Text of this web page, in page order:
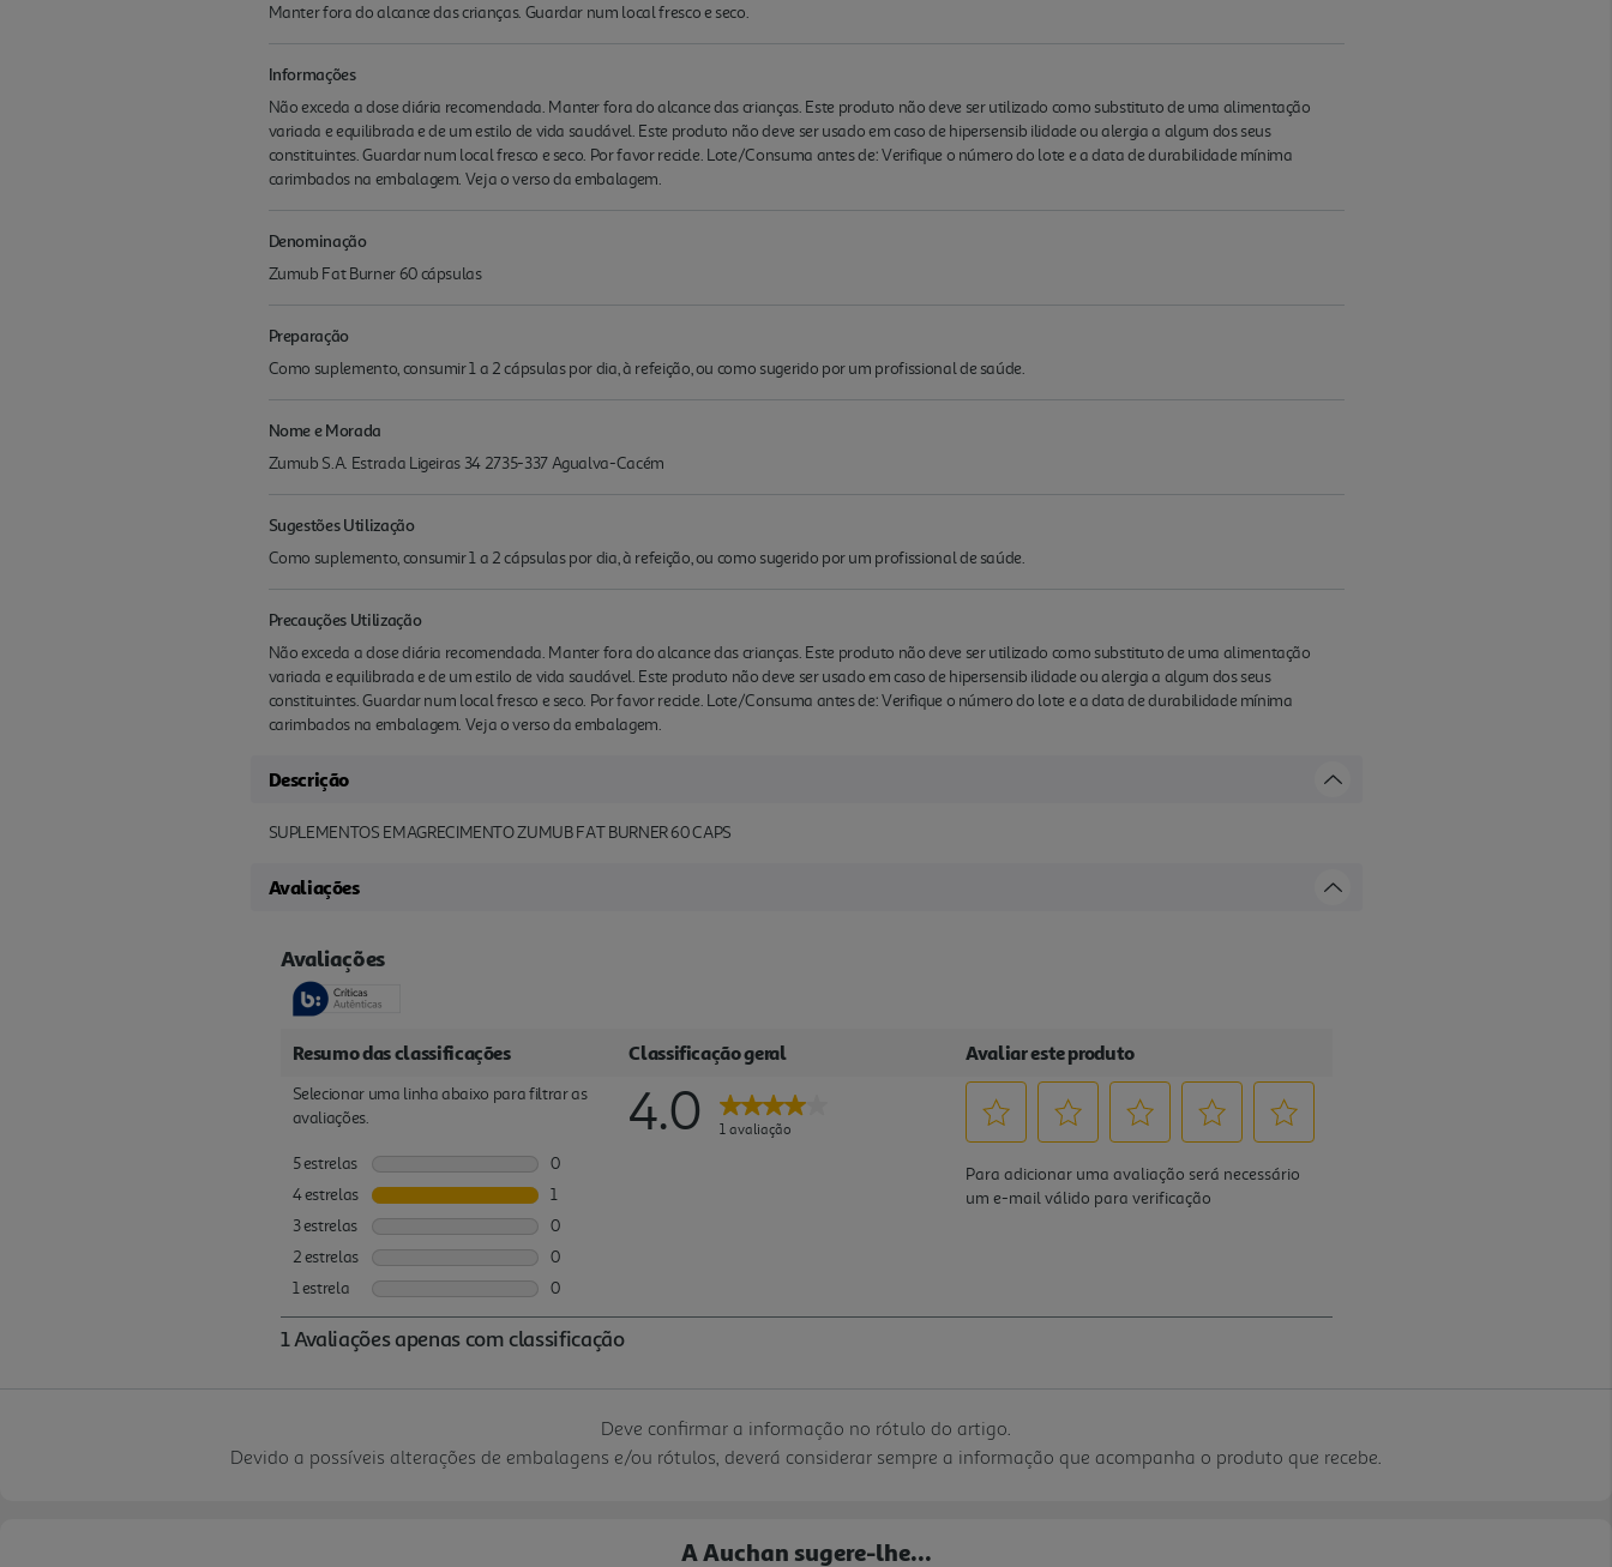
Manter fora do alcance das crianças. Guardar num local fresco e seco.
Informações
Não exceda a dose diária recomendada. Manter fora do alcance das crianças. Este produto não deve ser utilizado como substituto de uma alimentação
variada e equilibrada e de um estilo de vida saudável. Este produto não deve ser usado em caso de hipersensib ilidade ou alergia a algum dos seus
constituintes. Guardar num local fresco e seco. Por favor recicle. Lote/Consuma antes de: Verifique o número do lote e a data de durabilidade mínima
carimbados na embalagem. Veja o verso da embalagem.
Denominação
Zumub Fat Burner 60 cápsulas
Preparação
Como suplemento, consumir 1 a 2 cápsulas por dia, à refeição, ou como sugerido por um profissional de saúde.
Nome e Morada
Zumub S.A. Estrada Ligeiras 34 2735-337 Agualva-Cacém
Sugestões Utilização
Como suplemento, consumir 1 a 2 cápsulas por dia, à refeição, ou como sugerido por um profissional de saúde.
Precauções Utilização
Não exceda a dose diária recomendada. Manter fora do alcance das crianças. Este produto não deve ser utilizado como substituto de uma alimentação
variada e equilibrada e de um estilo de vida saudável. Este produto não deve ser usado em caso de hipersensib ilidade ou alergia a algum dos seus
constituintes. Guardar num local fresco e seco. Por favor recicle. Lote/Consuma antes de: Verifique o número do lote e a data de durabilidade mínima
carimbados na embalagem. Veja o verso da embalagem.
Descrição
SUPLEMENTOS EMAGRECIMENTO ZUMUB FAT BURNER 60 CAPS
Avaliações
Deve confirmar a informação no rótulo do artigo.
Devido a possíveis alterações de embalagens e/ou rótulos, deverá considerar sempre a informação que acompanha o produto que recebe.
A Auchan sugere-lhe...